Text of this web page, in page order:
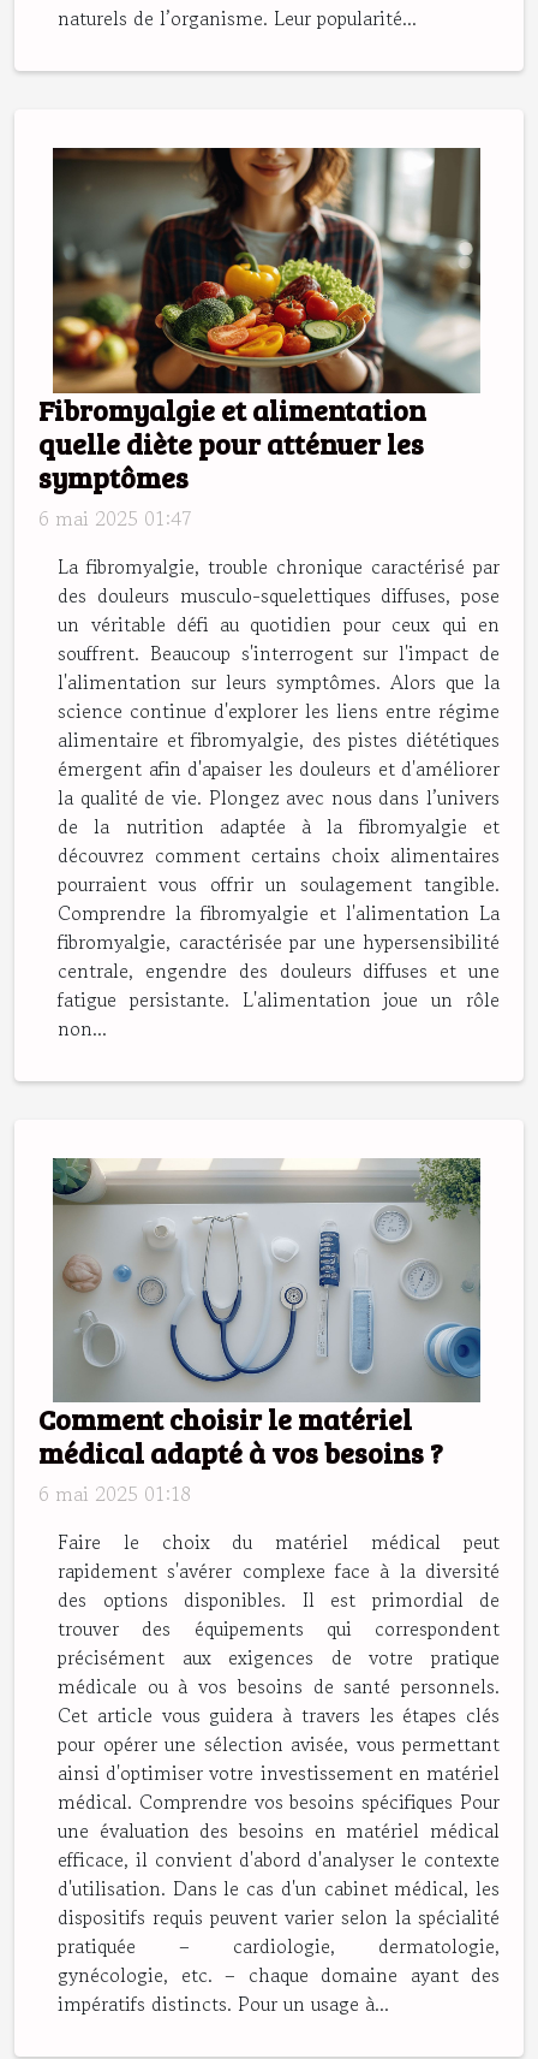
naturels de l’organisme. Leur popularité...
Fibromyalgie et alimentation
quelle diète pour atténuer les
symptômes
6 mai 2025 01:47
La fibromyalgie, trouble chronique caractérisé par
des douleurs musculo-squelettiques diffuses, pose
un véritable défi au quotidien pour ceux qui en
souffrent. Beaucoup s'interrogent sur l'impact de
l'alimentation sur leurs symptômes. Alors que la
science continue d'explorer les liens entre régime
alimentaire et fibromyalgie, des pistes diététiques
émergent afin d'apaiser les douleurs et d'améliorer
la qualité de vie. Plongez avec nous dans l’univers
de la nutrition adaptée à la fibromyalgie et
découvrez comment certains choix alimentaires
pourraient vous offrir un soulagement tangible.
Comprendre la fibromyalgie et l'alimentation La
fibromyalgie, caractérisée par une hypersensibilité
centrale, engendre des douleurs diffuses et une
fatigue persistante. L'alimentation joue un rôle
non...
Comment choisir le matériel
médical adapté à vos besoins ?
6 mai 2025 01:18
Faire le choix du matériel médical peut
rapidement s'avérer complexe face à la diversité
des options disponibles. Il est primordial de
trouver des équipements qui correspondent
précisément aux exigences de votre pratique
médicale ou à vos besoins de santé personnels.
Cet article vous guidera à travers les étapes clés
pour opérer une sélection avisée, vous permettant
ainsi d'optimiser votre investissement en matériel
médical. Comprendre vos besoins spécifiques Pour
une évaluation des besoins en matériel médical
efficace, il convient d'abord d'analyser le contexte
d'utilisation. Dans le cas d'un cabinet médical, les
dispositifs requis peuvent varier selon la spécialité
pratiquée – cardiologie, dermatologie,
gynécologie, etc. – chaque domaine ayant des
impératifs distincts. Pour un usage à...